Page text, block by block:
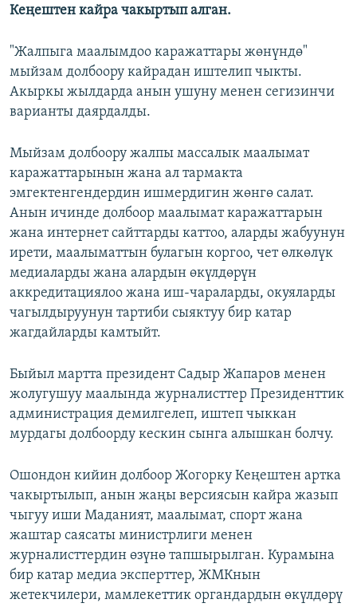
Кеңештен кайра чакыртып алган.
"Жалпыга маалымдоо каражаттары жөнүндө"
мыйзам долбоору кайрадан иштелип чыкты.
Акыркы жылдарда анын ушуну менен сегизинчи
варианты даярдалды.
Мыйзам долбоору жалпы массалык маалымат
каражаттарынын жана ал тармакта
эмгектенгендердин ишмердигин жөнгө салат.
Анын ичинде долбоор маалымат каражаттарын
жана интернет сайттарды каттоо, аларды жабуунун
ирети, маалыматтын булагын коргоо, чет өлкөлүк
медиаларды жана алардын өкүлдөрүн
аккредитациялоо жана иш-чараларды, окуяларды
чагылдыруунун тартиби сыяктуу бир катар
жагдайларды камтыйт.
Быйыл мартта президент Садыр Жапаров менен
жолугушуу маалында журналисттер Президенттик
администрация демилгелеп, иштеп чыккан
мурдагы долбоорду кескин сынга алышкан болчу.
Ошондон кийин долбоор Жогорку Кеңештен артка
чакыртылып, анын жаңы версиясын кайра жазып
чыгуу иши Маданият, маалымат, спорт жана
жаштар саясаты министрлиги менен
журналисттердин өзүнө тапшырылган. Курамына
бир катар медиа эксперттер, ЖМКнын
жетекчилери, мамлекеттик органдардын өкүлдөрү